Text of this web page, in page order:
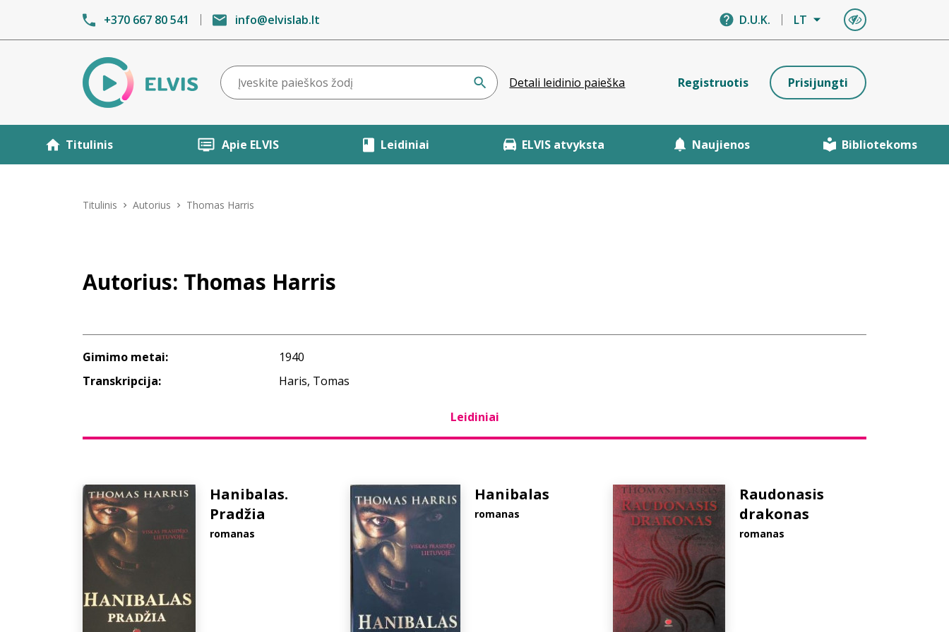
+370 667 80 541 info@elvislab.lt D.U.K. LT
Detali leidinio paieška Registruotis Prisijungti
Titulinis Apie ELVIS Leidiniai ELVIS atvyksta Naujienos Bibliotekoms
Titulinis Autorius Thomas Harris
Autorius: Thomas Harris
Gimimo metai:
1940
Transkripcija:
Haris, Tomas
Leidiniai
Hanibalas.
Pradžia
romanas
Hanibalas
romanas
Raudonasis
drakonas
romanas